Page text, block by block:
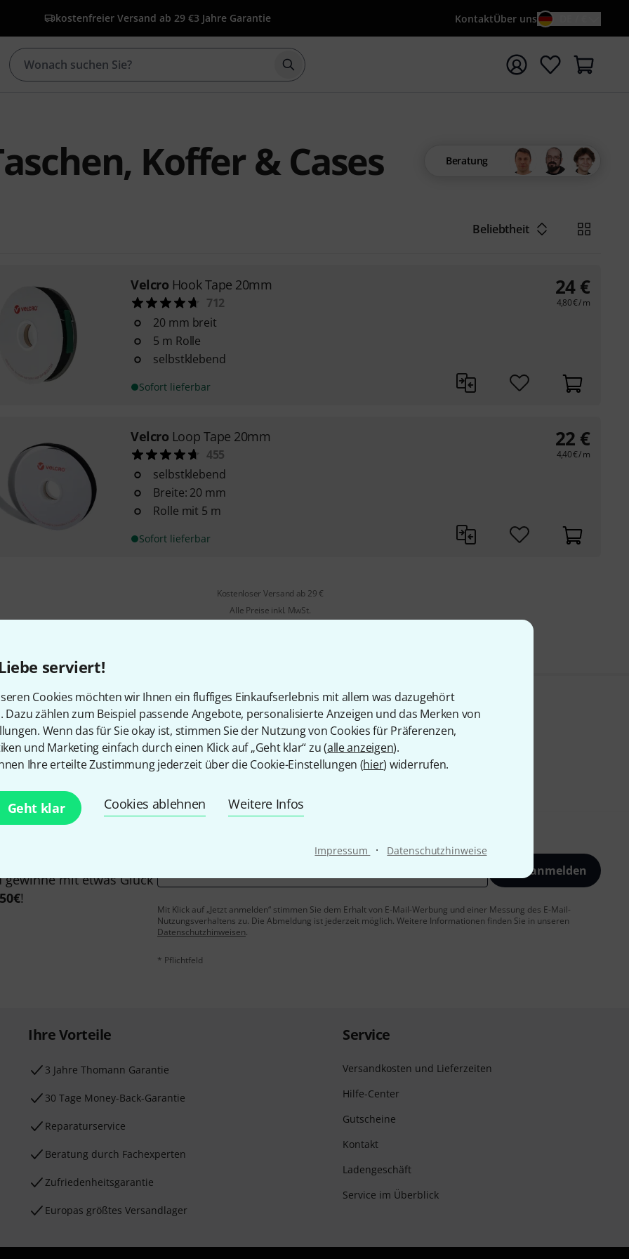
serviert!
Cookies möchten wir Ihnen ein fluffiges Einkaufserlebnis mit allem was dazugehört
Dazu zählen zum Beispiel passende Angebote, personalisierte Anzeigen und das Merken von
Wenn das für Sie okay ist, stimmen Sie der Nutzung von Cookies für Präferenzen,
und Marketing einfach durch einen Klick auf „Geht klar“ zu (alle anzeigen).
Ihre erteilte Zustimmung jederzeit über die Cookie-Einstellungen (hier) widerrufen.
Geht klar Cookies ablehnen Weitere Infos
Impressum · Datenschutzhinweise
kostenfreier Versand ab 29 €3 Jahre Garantie KontaktÜber uns
Suche mit Suchwort {searchTerm} starten
Koffer & Cases Beratung
Beliebtheit
Velcro Hook Tape 20mm
712
20 mm breit
5 m Rolle
selbstklebend
Sofort lieferbar
24 €
4,80€/ m
Velcro Loop Tape 20mm
455
selbstklebend
Breite: 20 mm
Rolle mit 5 m
Sofort lieferbar
22 €
4,40€/ m
Kostenloser Versand ab 29 €
Alle Preise inkl. MwSt.
Gefällt Ihnen, was Sie sehen?
Teilen Hilfe & Feedback
mit etwas Glück
50€!
Jetzt anmelden
Mit Klick auf „Jetzt anmelden“ stimmen Sie dem Erhalt von E-Mail-Werbung und einer Messung des E-Mail-
Nutzungsverhaltens zu. Die Abmeldung ist jederzeit möglich. Weitere Informationen finden Sie in unseren
Datenschutzhinweisen.
* Pflichtfeld
Ihre Vorteile
3 Jahre Thomann Garantie
30 Tage Money-Back-Garantie
Reparaturservice
Beratung durch Fachexperten
Zufriedenheitsgarantie
Europas größtes Versandlager
Service
Versandkosten und Lieferzeiten
Hilfe-Center
Gutscheine
Kontakt
Ladengeschäft
Service im Überblick